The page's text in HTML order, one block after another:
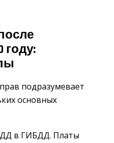
году:
подразумевает
основных
в ГИБДД. Платы